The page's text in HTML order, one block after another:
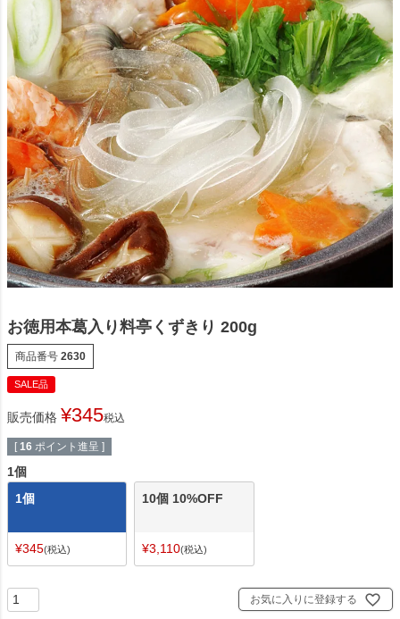
お徳用本葛入り料亭くずきり 200g
商品番号 2630
SALE品
販売価格 ¥345税込
[ 16 ポイント進呈 ]
1個
1個
¥345 税込
10個 10%OFF
¥3,110 税込
お気に入りに登録する